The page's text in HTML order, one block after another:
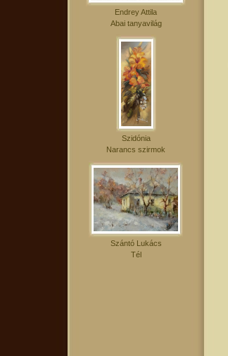
Endrey Attila
Abai tanyavilág
Szidónia
Narancs szirmok
Szántó Lukács
Tél